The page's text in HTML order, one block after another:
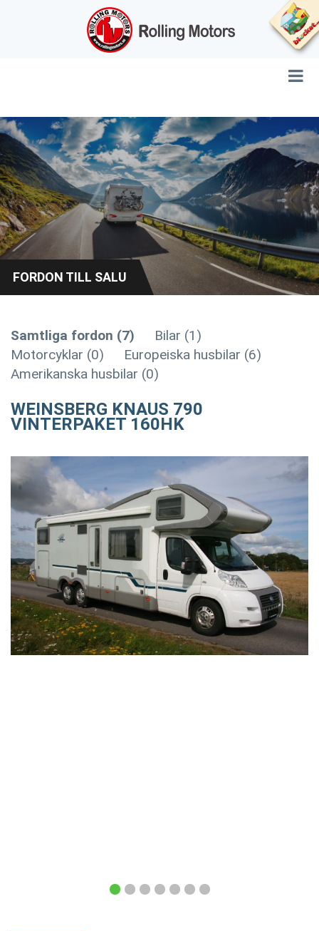
FORDON TILL SALU
Samtliga fordon (7)
Bilar (1)
Motorcyklar (0)
Europeiska husbilar (6)
Amerikanska husbilar (0)
WEINSBERG KNAUS 790
VINTERPAKET 160HK